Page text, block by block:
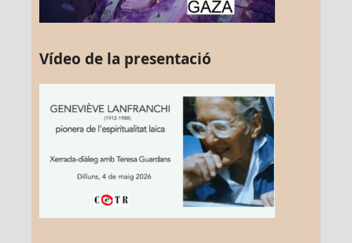
Vídeo de la presentació